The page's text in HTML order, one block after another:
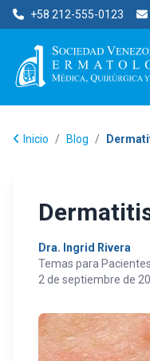
+58 212-555-0123
Inicio / Blog /
Dra. Ingrid Rivera
Temas para Pacientes
2 de septiembre de